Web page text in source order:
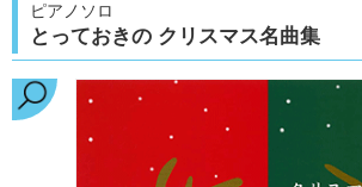
ピアノソロ
とっておきの クリスマス名曲集